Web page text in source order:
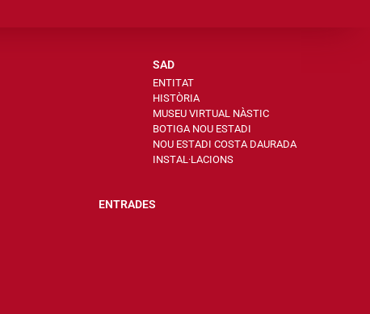
SAD
ENTITAT
HISTÒRIA
MUSEU VIRTUAL NÀSTIC
BOTIGA NOU ESTADI
NOU ESTADI COSTA DAURADA
INSTAL·LACIONS
ENTRADES